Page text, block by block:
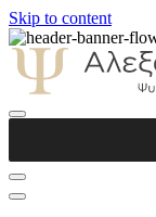
Skip to content